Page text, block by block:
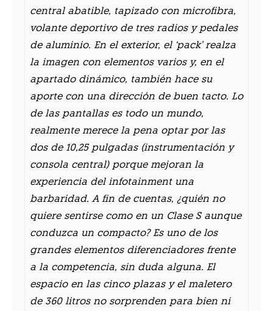
central abatible, tapizado con microfibra,
volante deportivo de tres radios y pedales
de aluminio. En el exterior, el ‘pack’ realza
la imagen con elementos varios y, en el
apartado dinámico, también hace su
aporte con una dirección de buen tacto. Lo
de las pantallas es todo un mundo,
realmente merece la pena optar por las
dos de 10,25 pulgadas (instrumentación y
consola central) porque mejoran la
experiencia del infotainment una
barbaridad. A fin de cuentas, ¿quién no
quiere sentirse como en un Clase S aunque
conduzca un compacto? Es uno de los
grandes elementos diferenciadores frente
a la competencia, sin duda alguna. El
espacio en las cinco plazas y el maletero
de 360 litros no sorprenden para bien ni